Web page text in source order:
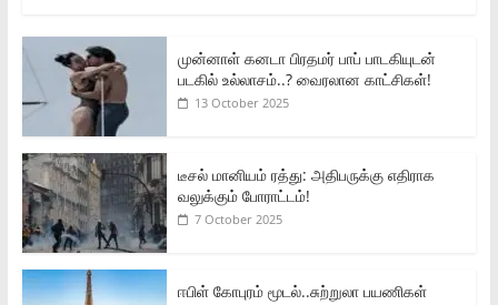
முன்னாள் கனடா பிரதமர் பாப் பாடகியுடன்
படகில் உல்லாசம்..? வைரலான காட்சிகள்!
13 October 2025
டீசல் மானியம் ரத்து: அதிபருக்கு எதிராக
வலுக்கும் போராட்டம்!
7 October 2025
ஈபிள் கோபுரம் மூடல்..சுற்றுலா பயணிகள்